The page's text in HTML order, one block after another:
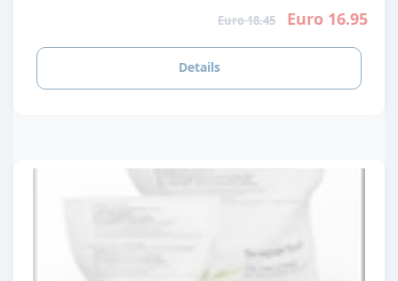
Euro 18.45 Euro 16.95
Details